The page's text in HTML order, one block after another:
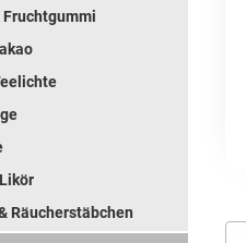
Fruchtgummi
Räucherstäbchen